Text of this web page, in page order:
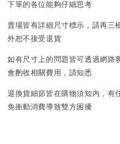
下單的各位能夠仔細思考
賣場皆有詳細尺寸標示，請再三
外恕不接受退貨
如有尺寸上的問題皆可透過網路
會酌收相關費用，請知悉
退換貨細節皆在購物須知內，有
免衝動消費導致雙方困擾